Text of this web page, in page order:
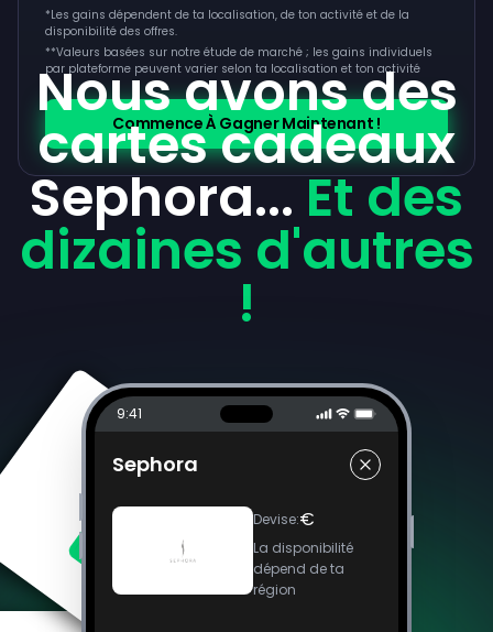
*Les gains dépendent de ta localisation, de ton activité et de la
disponibilité des offres.
**Valeurs basées sur notre étude de marché ; les gains individuels
par plateforme peuvent varier selon ta localisation et ton activité
Commence À Gagner Maintenant !
Nous avons des
cartes cadeaux
Sephora...Et des
dizaines d'autres
!
9:41
Sephora
Devise:€
La disponibilité
dépend de ta
région